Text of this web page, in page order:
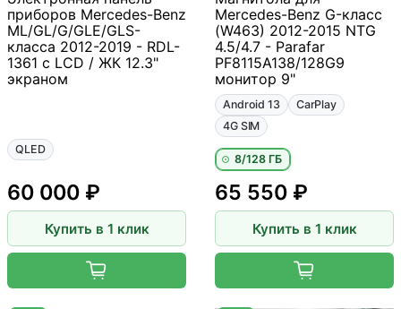
приборов Mercedes-Benz
ML/GL/G/GLE/GLS-
класса 2012-2019 - RDL-
1361 с LCD / ЖК 12.3"
экраном
QLED
60 000 ₽
Купить в 1 клик
Mercedes-Benz G-класс
(W463) 2012-2015 NTG
4.5/4.7 - Parafar
PF8115A138/128G9
монитор 9"
Android 13
CarPlay
4G SIM
8/128 ГБ
65 550 ₽
Купить в 1 клик